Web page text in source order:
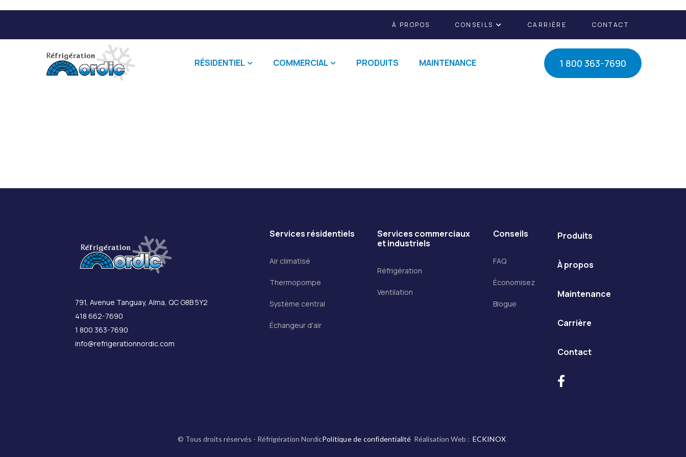
À PROPOS CONSEILS  CARRIÈRE CONTACT
RÉSIDENTIEL  COMMERCIAL  PRODUITS MAINTENANCE 1 800 363-7690
791, Avenue Tanguay, Alma, QC G8B 5Y2
418 662-7690
1 800 363-7690
info@refrigerationnordic.com
Services résidentiels
Air climatisé
Thermopompe
Système central
Échangeur d'air
Services commerciaux
et industriels
Réfrigération
Ventilation
Conseils
FAQ
Économisez
Blogue
Produits
À propos
Maintenance
Carrière
Contact

© Tous droits réservés - Réfrigération NordicPolitique de confidentialité Réalisation Web : ECKINOX